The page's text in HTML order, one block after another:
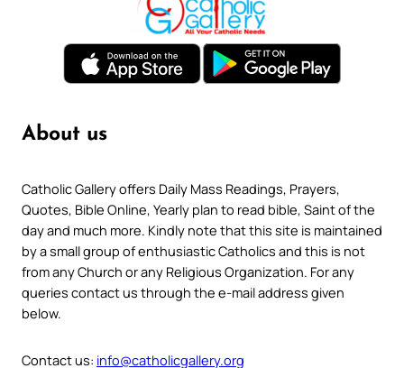
About us
Catholic Gallery offers Daily Mass Readings, Prayers,
Quotes, Bible Online, Yearly plan to read bible, Saint of the
day and much more. Kindly note that this site is maintained
by a small group of enthusiastic Catholics and this is not
from any Church or any Religious Organization. For any
queries contact us through the e-mail address given
below.
Contact us: info@catholicgallery.org